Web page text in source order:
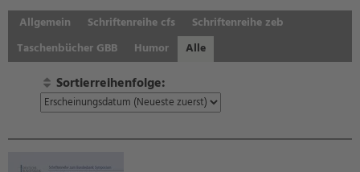
Allgemein Schriftenreihe cfs
Schriftenreihe zeb
Taschenbücher GBB
Humor Alle
Sortierreihenfolge: